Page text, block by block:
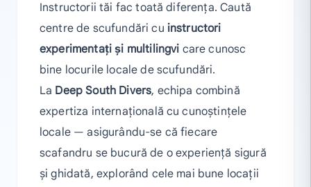
Instructorii tăi fac toată diferența. Caută
centre de scufundări cu instructori
experimentați și multilingvi care cunosc
bine locurile locale de scufundări.
La Deep South Divers, echipa combină
expertiza internațională cu cunoștințele
locale — asigurându-se că fiecare
scafandru se bucură de o experiență sigură
și ghidată, explorând cele mai bune locații